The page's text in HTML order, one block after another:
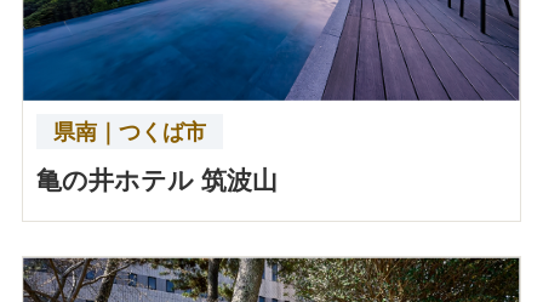
県南｜つくば市
亀の井ホテル 筑波山